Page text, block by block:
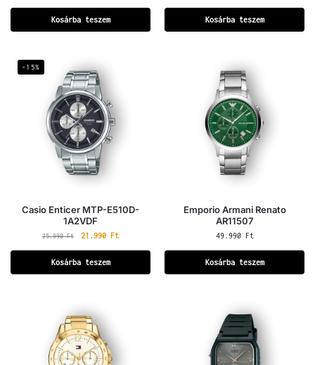
Kosárba teszem Kosárba teszem
-15%
Casio Enticer MTP-E510D-
1A2VDF
25.990Ft 21.990 Ft
Kosárba teszem
Emporio Armani Renato
AR11507
49.990 Ft
Kosárba teszem